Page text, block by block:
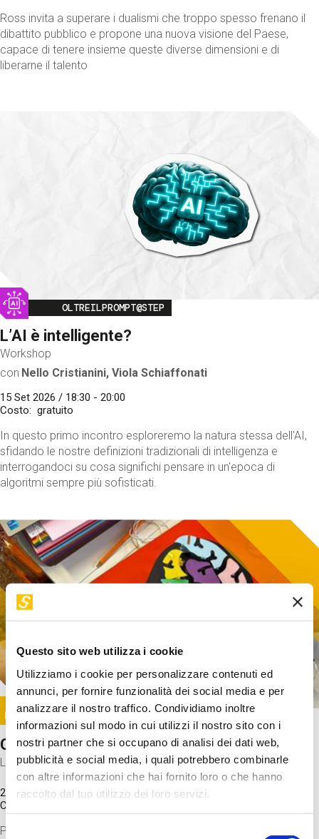
Questo sito web utilizza i cookie
Utilizziamo i cookie per personalizzare contenuti ed
annunci, per fornire funzionalità dei social media e per
analizzare il nostro traffico. Condividiamo inoltre
informazioni sul modo in cui utilizzi il nostro sito con i
nostri partner che si occupano di analisi dei dati web,
pubblicità e social media, i quali potrebbero combinarle
con altre informazioni che hai fornito loro o che hanno
raccolto dal tuo utilizzo dei loro servizi.
Selezione
Ross invita a superare i dualismi che troppo spesso frenano il
dibattito pubblico e propone una nuova visione del Paese,
capace di tenere insieme queste diverse dimensioni e di
liberarne il talento
Image
OLTREILPROMPT@STEP
L’AI è intelligente?
Workshop
con Nello Cristianini, Viola Schiaffonati
15 Set 2026 / 18:30 - 20:00
Costo
gratuito
In questo primo incontro esploreremo la natura stessa dell'AI,
sfidando le nostre definizioni tradizionali di intelligenza e
interrogandoci su cosa significhi pensare in un'epoca di
algoritmi sempre più sofisticati.
Image
SUNDAY@STEP
Come funziona il cervello?
Laboratorio
20 Set 2026 / 11:15 - 13:00
Costo
Proveremo a costruire un cervello in cartoncino cercando di